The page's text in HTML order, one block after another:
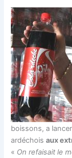
boissons, a
ardéchoisaux
« On refaisait le